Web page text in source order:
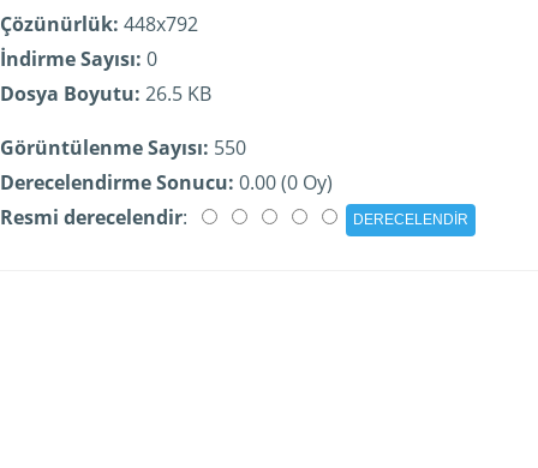
Çözünürlük: 448x792
İndirme Sayısı: 0
Dosya Boyutu: 26.5 KB
Görüntülenme Sayısı: 550
Derecelendirme Sonucu: 0.00 (0 Oy)
Resmi derecelendir: